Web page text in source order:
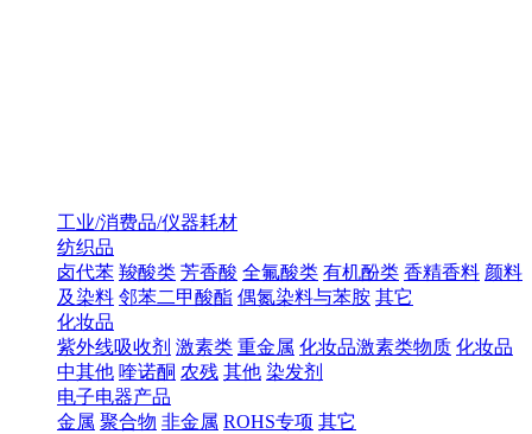
工业/消费品/仪器耗材
纺织品
卤代苯 羧酸类 芳香酸 全氟酸类 有机酚类 香精香料 颜料
及染料 邻苯二甲酸酯 偶氮染料与苯胺 其它
化妆品
紫外线吸收剂 激素类 重金属 化妆品激素类物质 化妆品
中其他 喹诺酮 农残 其他 染发剂
电子电器产品
金属 聚合物 非金属 ROHS专项 其它